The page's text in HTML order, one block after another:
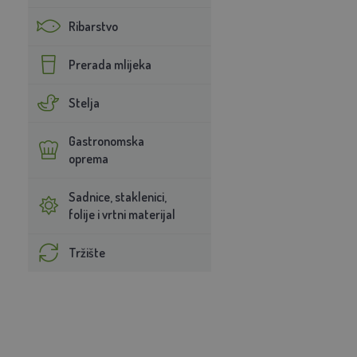
Ribarstvo
Prerada mlijeka
Stelja
Gastronomska
oprema
Sadnice, staklenici,
folije i vrtni materijal
Tržište